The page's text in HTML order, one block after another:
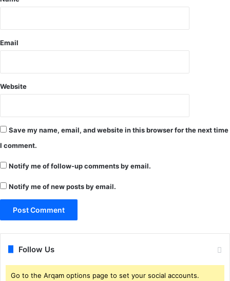
के
मा
र्ज
क
भी
हो
स
ता
है
ब
हा
द
Email
Website
Save my name, email, and website in this browser for the next time
I comment.
Notify me of follow-up comments by email.
Notify me of new posts by email.
Follow Us
Go to the Arqam options page to set your social accounts.